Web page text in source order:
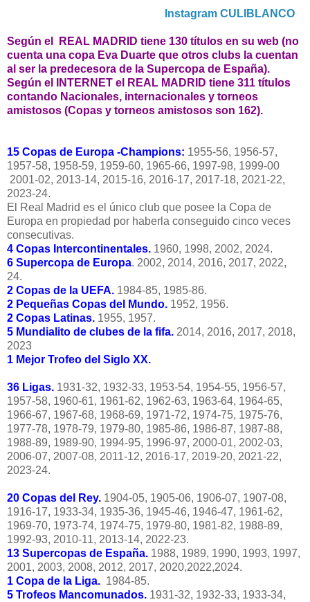
Instagram CULIBLANCO
Según el REAL MADRID tiene 130 títulos en su web (no
cuenta una copa Eva Duarte que otros clubs la cuentan
al ser la predecesora de la Supercopa de España).
Según el INTERNET el REAL MADRID tiene 311 títulos
contando Nacionales, internacionales y torneos
amistosos (Copas y torneos amistosos son 162).
15 Copas de Europa -Champions: 1955-56, 1956-57,
1957-58, 1958-59, 1959-60, 1965-66, 1997-98, 1999-00
2001-02, 2013-14, 2015-16, 2016-17, 2017-18, 2021-22,
2023-24.
El Real Madrid es el único club que posee la Copa de
Europa en propiedad por haberla conseguido cinco veces
consecutivas.
4 Copas Intercontinentales. 1960, 1998, 2002, 2024.
6 Supercopa de Europa. 2002, 2014, 2016, 2017, 2022,
24.
2 Copas de la UEFA. 1984-85, 1985-86.
2 Pequeñas Copas del Mundo. 1952, 1956.
2 Copas Latinas. 1955, 1957.
5 Mundialito de clubes de la fifa. 2014, 2016, 2017, 2018,
2023
1 Mejor Trofeo del Siglo XX.
36 Ligas. 1931-32, 1932-33, 1953-54, 1954-55, 1956-57,
1957-58, 1960-61, 1961-62, 1962-63, 1963-64, 1964-65,
1966-67, 1967-68, 1968-69, 1971-72, 1974-75, 1975-76,
1977-78, 1978-79, 1979-80, 1985-86, 1986-87, 1987-88,
1988-89, 1989-90, 1994-95, 1996-97, 2000-01, 2002-03,
2006-07, 2007-08, 2011-12, 2016-17, 2019-20, 2021-22,
2023-24.
20 Copas del Rey. 1904-05, 1905-06, 1906-07, 1907-08,
1916-17, 1933-34, 1935-36, 1945-46, 1946-47, 1961-62,
1969-70, 1973-74, 1974-75, 1979-80, 1981-82, 1988-89,
1992-93, 2010-11, 2013-14, 2022-23.
13 Supercopas de España. 1988, 1989, 1990, 1993, 1997,
2001, 2003, 2008, 2012, 2017, 2020,2022,2024.
1 Copa de la Liga. 1984-85.
5 Trofeos Mancomunados. 1931-32, 1932-33, 1933-34,